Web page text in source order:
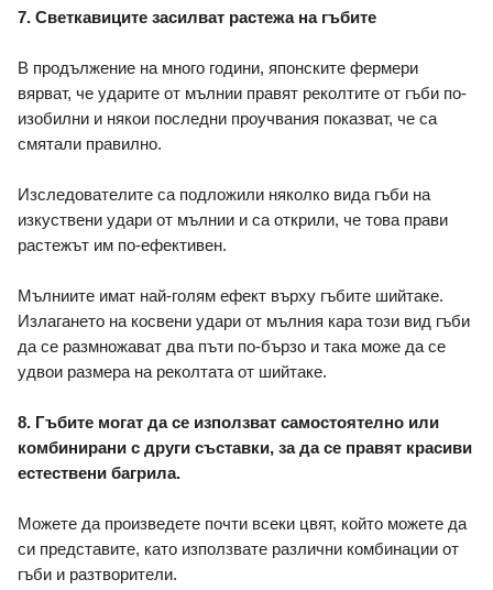
7. Светкавиците засилват растежа на гъбите
В продължение на много години, японските фермери
вярват, че ударите от мълнии правят реколтите от гъби по-
изобилни и някои последни проучвания показват, че са
смятали правилно.
Изследователите са подложили няколко вида гъби на
изкуствени удари от мълнии и са открили, че това прави
растежът им по-ефективен.
Мълниите имат най-голям ефект върху гъбите шийтаке.
Излагането на косвени удари от мълния кара този вид гъби
да се размножават два пъти по-бързо и така може да се
удвои размера на реколтата от шийтаке.
8. Гъбите могат да се използват самостоятелно или
комбинирани с други съставки, за да се правят красиви
естествени багрила.
Можете да произведете почти всеки цвят, който можете да
си представите, като използвате различни комбинации от
гъби и разтворители.